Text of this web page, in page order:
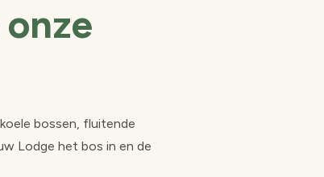
bossen, fluitende
Lodge het bos in en de